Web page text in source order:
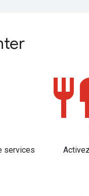
services
restaurant